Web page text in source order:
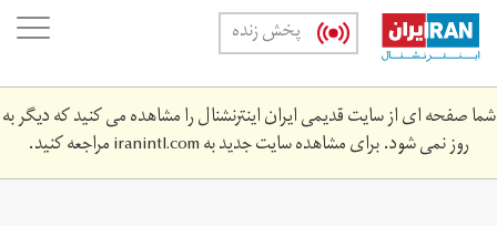
Skip
main
content
پخش زنده
شما صفحه ای از سایت قدیمی ایران اینترنشنال را مشاهده می کنید که دیگر به
روز نمی شود. برای مشاهده سایت جدید بهiranintl.comمراجعه کنید.